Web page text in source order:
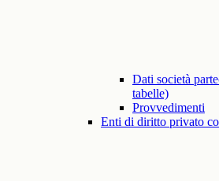
Dati società
tabelle)
Provvedimenti
Enti di diritto privato